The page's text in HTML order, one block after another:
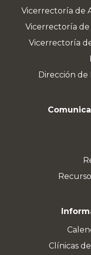
Vicerrectoría de
Vicerrectoría de
Vicerrectoría
Dirección de
Clínicas